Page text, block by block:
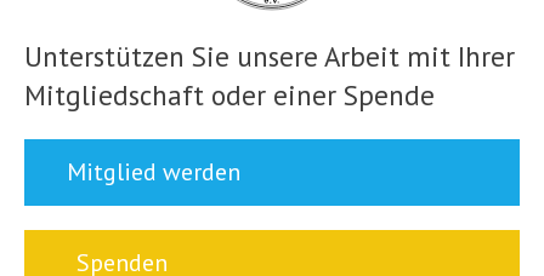
Unterstützen Sie unsere Arbeit mit Ihrer
Mitgliedschaft oder einer Spende
Mitglied werden
Spenden